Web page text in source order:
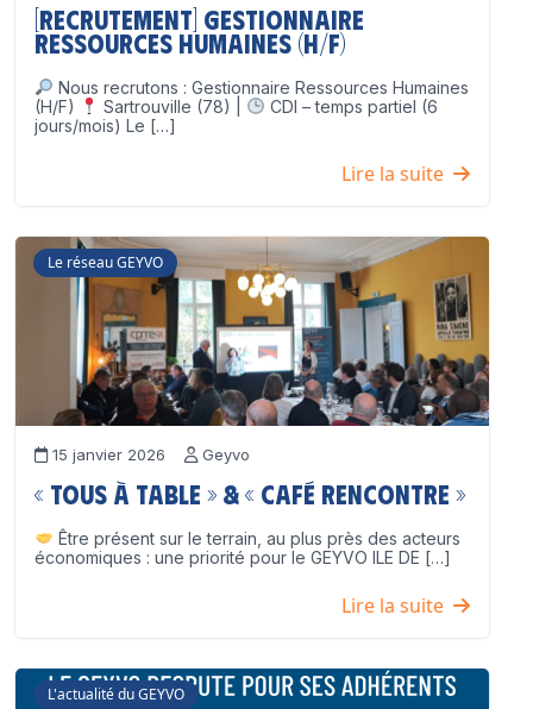
[Recrutement] Gestionnaire
Ressources Humaines (H/F)
Nous recrutons : Gestionnaire Ressources Humaines
(H/F)
Sartrouville (78) |
CDI – temps partiel (6
jours/mois) Le […]
Lire la suite
Le réseau GEYVO
15 janvier 2026 Geyvo
« Tous à table » & « Café Rencontre »
Être présent sur le terrain, au plus près des acteurs
économiques : une priorité pour le GEYVO ILE DE […]
Lire la suite
L'actualité du GEYVO